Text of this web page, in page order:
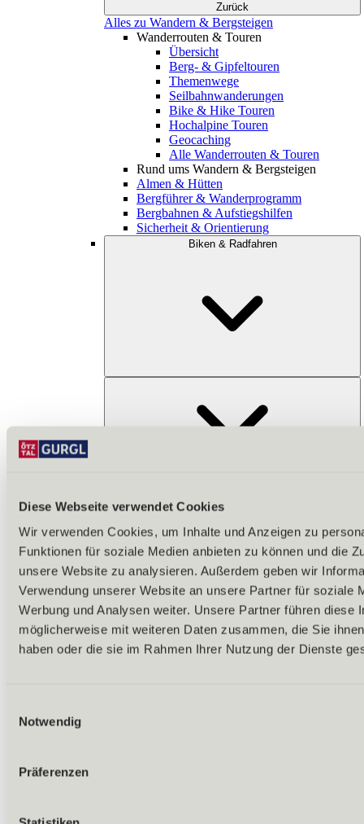
Diese Webseite verwendet Cookies
Wir verwenden Cookies, um Inhalte und Anzeigen zu
Funktionen für soziale Medien anbieten zu können und die
unsere Website zu analysieren. Außerdem geben wir
Verwendung unserer Website an unsere Partner für soziale
Werbung und Analysen weiter. Unsere Partner führen diese
möglicherweise mit weiteren Daten zusammen, die Sie
haben oder die sie im Rahmen Ihrer Nutzung der Dienste
Notwendig
Präferenzen
Zurück
Alles zu Wandern & Bergsteigen
Wanderrouten & Touren
Übersicht
Berg- & Gipfeltouren
Themenwege
Seilbahnwanderungen
Bike & Hike Touren
Hochalpine Touren
Geocaching
Alle Wanderrouten & Touren
Rund ums Wandern & Bergsteigen
Almen & Hütten
Bergführer & Wanderprogramm
Bergbahnen & Aufstiegshilfen
Sicherheit & Orientierung
Biken & Radfahren